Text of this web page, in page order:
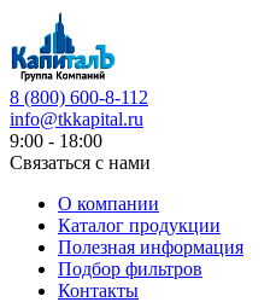
8 (800) 600-8-112
info@tkkapital.ru
9:00 - 18:00
Связаться с нами
О компании
Каталог продукции
Полезная информация
Подбор фильтров
Контакты